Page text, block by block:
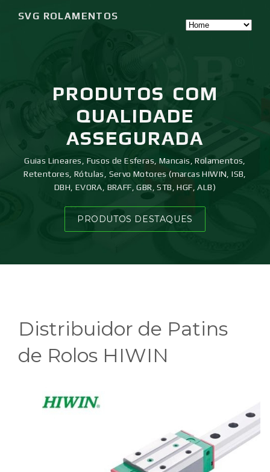
SVG ROLAMENTOS
PRODUTOS COM
QUALIDADE
ASSEGURADA
Guias Lineares, Fusos de Esferas, Mancais, Rolamentos,
Retentores, Rótulas, Servo Motores (marcas HIWIN, ISB,
DBH, EVORA, BRAFF, GBR, STB, HGF, ALB)
PRODUTOS DESTAQUES
Distribuidor de Patins
de Rolos HIWIN